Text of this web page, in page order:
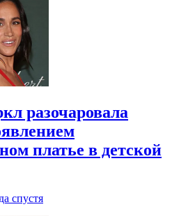
разочаровала
платье в детской
спустя